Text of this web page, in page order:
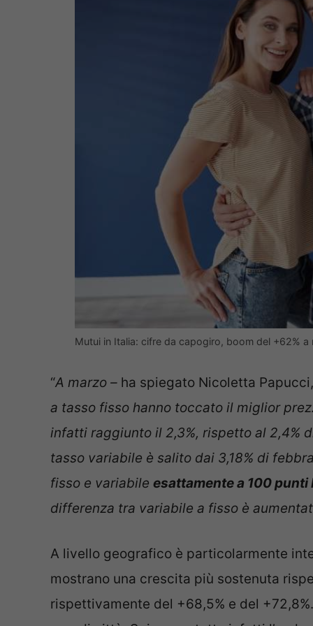
Mutui in Italia: cifre da capogiro, boom del +62% a
“A marzo – ha spiegato Nicoletta
a tasso fisso hanno toccato il miglior
infatti raggiunto il 2,3%, rispetto al 2,4%
tasso variabile è salito dai 3,18% di
fisso e variabile esattamente a 100 punti
differenza tra variabile a fisso è
A livello geografico è particolarmente
mostrano una crescita più sostenuta
rispettivamente del +68,5% e del